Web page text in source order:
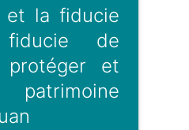
et la fiducie
de
et